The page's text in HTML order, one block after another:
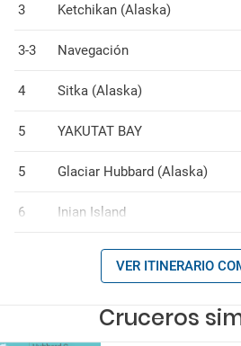
3 Ketchikan (Alaska)
3-3 Navegación
4 Sitka (Alaska)
5 YAKUTAT BAY
5 Glaciar Hubbard (Alaska)
6 Inian Island
VER ITINERARIO
Cruceros